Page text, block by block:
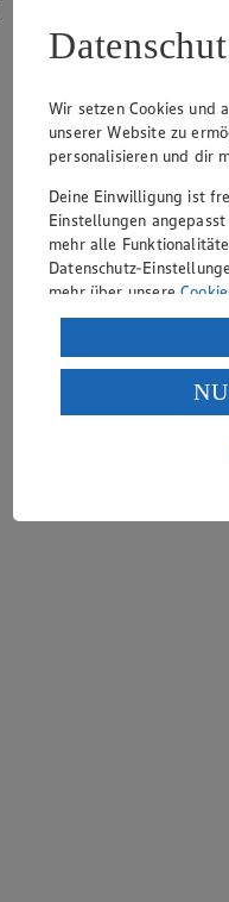
Wir setzen Cookies und
unserer Website zu
personalisieren und dir
Deine Einwilligung ist
Einstellungen
mehr alle
Datenschutz-
mehr über unsere
Verarbeitung deiner
Wenn du auf
ein, dass deine Daten
einem nach
Risiko eines Zugriffs